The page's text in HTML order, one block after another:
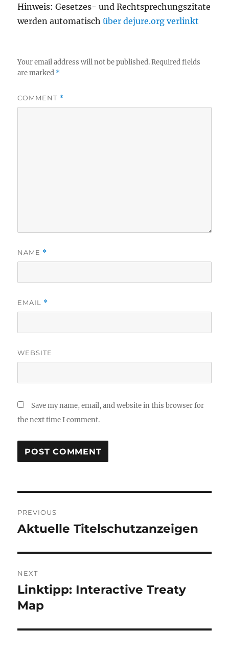
Hinweis: Gesetzes- und Rechtsprechungszitate
werden automatischüber dejure.org verlinkt
Your email address will not be published. Required fields
are marked *
COMMENT *
NAME *
EMAIL *
WEBSITE
Save my name, email, and website in this browser for
the next time I comment.
navigation
PREVIOUS
Previous
Aktuelle Titelschutzanzeigen
NEXT
Next
post:
Linktipp: Interactive Treaty
Map